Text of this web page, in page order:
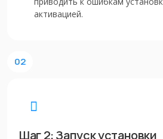
активацией.
02
Шаг 2: Запуск установки